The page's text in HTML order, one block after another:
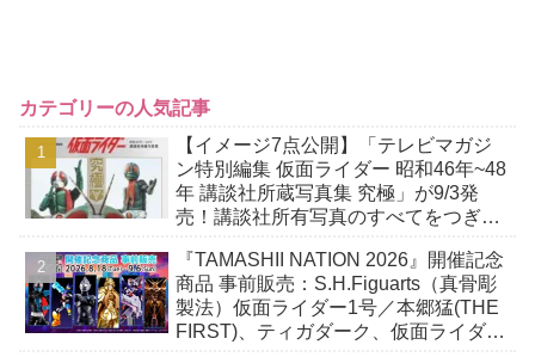
カテゴリーの人気記事
【イメージ7点公開】「テレビマガジ
ン特別編集 仮面ライダー 昭和46年~48
年 講談社所蔵写真集 究極」が9/3発
売！講談社所有写真のすべてをつぎ込
『TAMASHII NATION 2026』開催記念
商品 事前販売：S.H.Figuarts（真骨彫
製法）仮面ライダー1号／本郷猛(THE
FIRST)、ティガダーク、仮面ライダー